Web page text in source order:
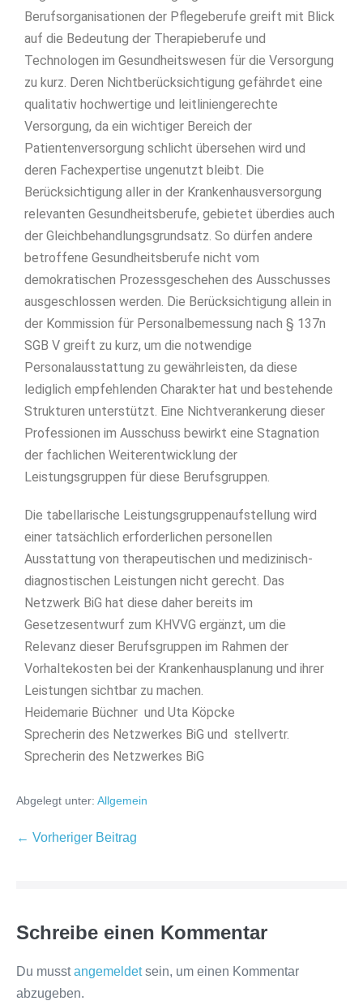
Berufsorganisationen der Pflegeberufe greift mit Blick
auf die Bedeutung der Therapieberufe und
Technologen im Gesundheitswesen für die Versorgung
zu kurz. Deren Nichtberücksichtigung gefährdet eine
qualitativ hochwertige und leitliniengerechte
Versorgung, da ein wichtiger Bereich der
Patientenversorgung schlicht übersehen wird und
deren Fachexpertise ungenutzt bleibt. Die
Berücksichtigung aller in der Krankenhausversorgung
relevanten Gesundheitsberufe, gebietet überdies auch
der Gleichbehandlungsgrundsatz. So dürfen andere
betroffene Gesundheitsberufe nicht vom
demokratischen Prozessgeschehen des Ausschusses
ausgeschlossen werden. Die Berücksichtigung allein in
der Kommission für Personalbemessung nach § 137n
SGB V greift zu kurz, um die notwendige
Personalausstattung zu gewährleisten, da diese
lediglich empfehlenden Charakter hat und bestehende
Strukturen unterstützt. Eine Nichtverankerung dieser
Professionen im Ausschuss bewirkt eine Stagnation
der fachlichen Weiterentwicklung der
Leistungsgruppen für diese Berufsgruppen.
Die tabellarische Leistungsgruppenaufstellung wird
einer tatsächlich erforderlichen personellen
Ausstattung von therapeutischen und medizinisch-
diagnostischen Leistungen nicht gerecht. Das
Netzwerk BiG hat diese daher bereits im
Gesetzesentwurf zum KHVVG ergänzt, um die
Relevanz dieser Berufsgruppen im Rahmen der
Vorhaltekosten bei der Krankenhausplanung und ihrer
Leistungen sichtbar zu machen.
Heidemarie Büchner und Uta Köpcke
Sprecherin des Netzwerkes BiG und stellvertr.
Sprecherin des Netzwerkes BiG
Abgelegt unter: Allgemein
← Vorheriger Beitrag
Schreibe einen Kommentar
Du musstangemeldetsein, um einen Kommentar
abzugeben.